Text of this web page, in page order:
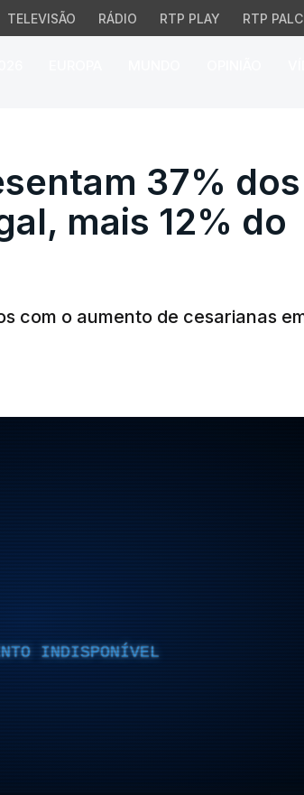
TELEVISÃO RÁDIO RTP PLAY RTP
37% dos
37% dos
mais 12% do
com o aumento de cesarianas
INDISPONÍVEL